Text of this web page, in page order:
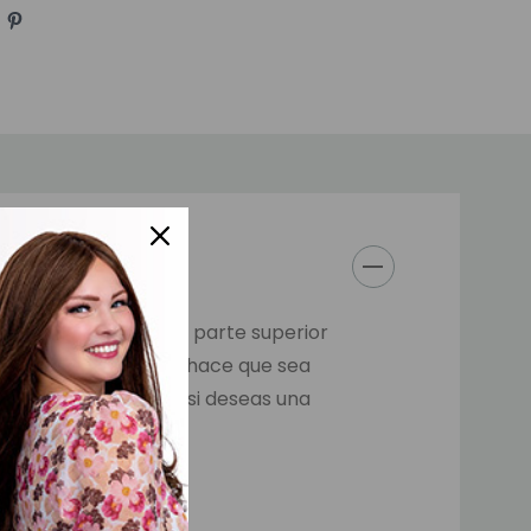
de tul en la parte superior
en toda la unidad hace que sea
una gran elección si deseas una